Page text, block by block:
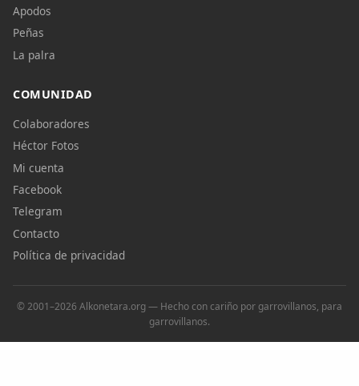
Apodos
Peñas
La palra
COMUNIDAD
Colaboradores
Héctor Fotos
Mi cuenta
Facebook
Telegram
Contacto
Política de privacidad
© 2001–2026 Alkonetara.org — Hecho con cariño por garrovillanos, para
garrovillanos.